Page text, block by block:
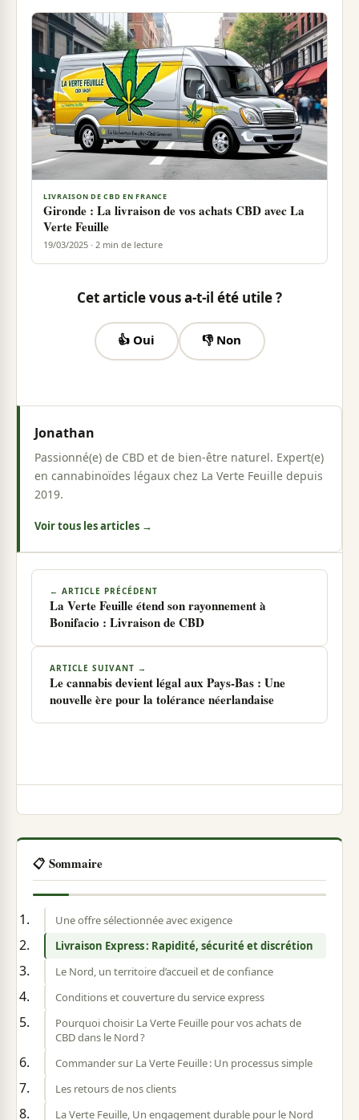
LIVRAISON DE CBD EN FRANCE
Gironde : La livraison de vos achats CBD avec La
Verte Feuille
19/03/2025 · 2 min de lecture
Cet article vous a-t-il été utile ?
👍 Oui 👎 Non
Jonathan
Passionné(e) de CBD et de bien-être naturel. Expert(e)
en cannabinoïdes légaux chez La Verte Feuille depuis
2019.
Voir tous les articles →
← ARTICLE PRÉCÉDENT
La Verte Feuille étend son rayonnement à
Bonifacio : Livraison de CBD
ARTICLE SUIVANT →
Le cannabis devient légal aux Pays-Bas : Une
nouvelle ère pour la tolérance néerlandaise
📋 Sommaire
Une offre sélectionnée avec exigence
Livraison Express : Rapidité, sécurité et discrétion
Le Nord, un territoire d’accueil et de confiance
Conditions et couverture du service express
Pourquoi choisir La Verte Feuille pour vos achats de
CBD dans le Nord ?
Commander sur La Verte Feuille : Un processus simple
Les retours de nos clients
La Verte Feuille, Un engagement durable pour le Nord